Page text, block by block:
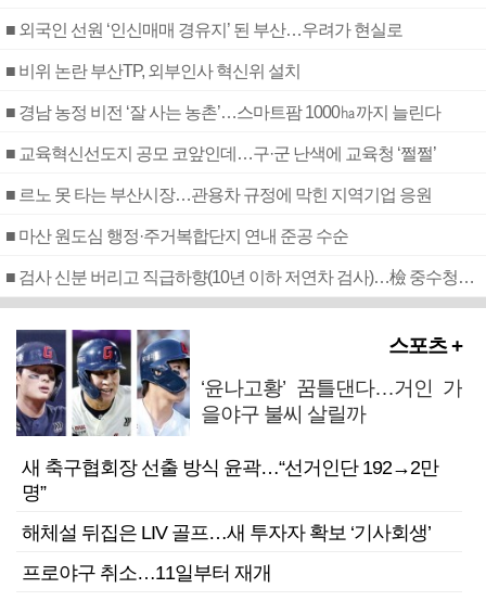
■ 외국인 선원 ‘인신매매 경유지’ 된 부산…우려가 현실로
■ 비위 논란 부산TP, 외부인사 혁신위 설치
■ 경남 농정 비전 ‘잘 사는 농촌’…스마트팜 1000㏊까지 늘린다
■ 교육혁신선도지 공모 코앞인데…구·군 난색에 교육청 ‘쩔쩔’
■ 르노 못 타는 부산시장…관용차 규정에 막힌 지역기업 응원
■ 마산 원도심 행정·주거복합단지 연내 준공 수순
■ 검사 신분 버리고 직급하향(10년 이하 저연차 검사)…檢 중수청행 기피
스포츠 +
‘윤나고황’ 꿈틀댄다…거인 가
을야구 불씨 살릴까
새 축구협회장 선출 방식 윤곽…“선거인단 192→2만
명”
해체설 뒤집은 LIV 골프…새 투자자 확보 ‘기사회생’
프로야구 취소…11일부터 재개